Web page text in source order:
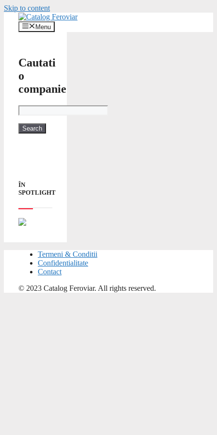
Skip to content
Menu
Cautati
o
companie
ÎN
SPOTLIGHT
Termeni & Conditii
Confidentialitate
Contact
© 2023 Catalog Feroviar. All rights reserved.